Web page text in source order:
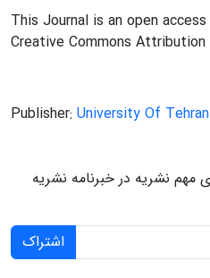
This Journal is an open
Creative Commons
Publisher: University Of
مهم نشریه در خبرنامه نشریه
اشتراک